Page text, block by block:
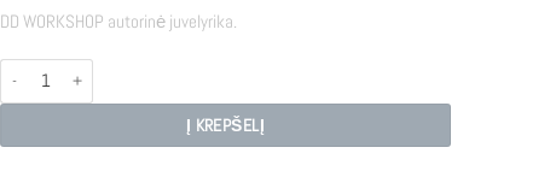
DD WORKSHOP autorinė juvelyrika.
produkto kiekis: ZERO POINT 3
Į KREPŠELĮ